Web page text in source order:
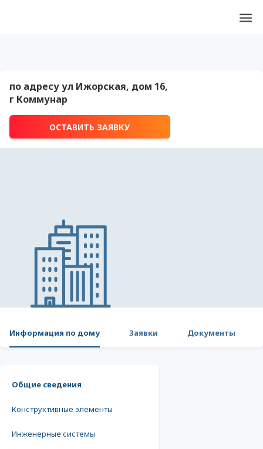
по адресу ул Ижорская, дом 16,
г Коммунар
ОСТАВИТЬ ЗАЯВКУ
Информация по дому Заявки Документы
Общие сведения
Конструктивные элементы
Инженерные системы